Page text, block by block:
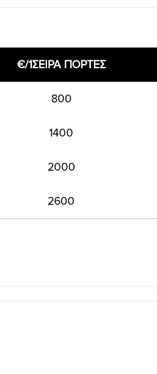
€/1ΣΕΙΡΑ ΠΟΡΤΕΣ
800
1400
2000
2600